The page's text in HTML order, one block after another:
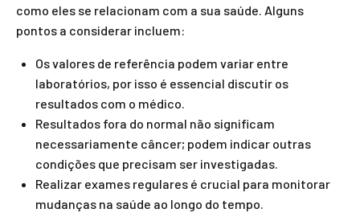
como eles se relacionam com a sua saúde. Alguns
pontos a considerar incluem:
Os valores de referência podem variar entre
laboratórios, por isso é essencial discutir os
resultados com o médico.
Resultados fora do normal não significam
necessariamente câncer; podem indicar outras
condições que precisam ser investigadas.
Realizar exames regulares é crucial para monitorar
mudanças na saúde ao longo do tempo.